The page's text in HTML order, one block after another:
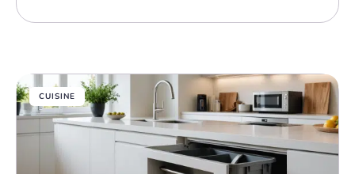
CUISINE